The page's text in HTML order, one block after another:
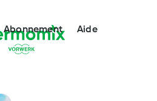
Abonnement Aide